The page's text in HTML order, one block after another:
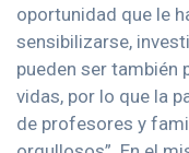
oportunidad que le
sensibilizarse,
pueden ser también
vidas, por lo que la
de profesores y